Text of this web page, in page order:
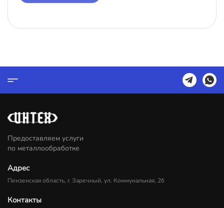
Предоставляем услуги
по металлообработке
Адрес
Пензенская область, г. Заречный, ул. Коммунальная, 2б
Контакты